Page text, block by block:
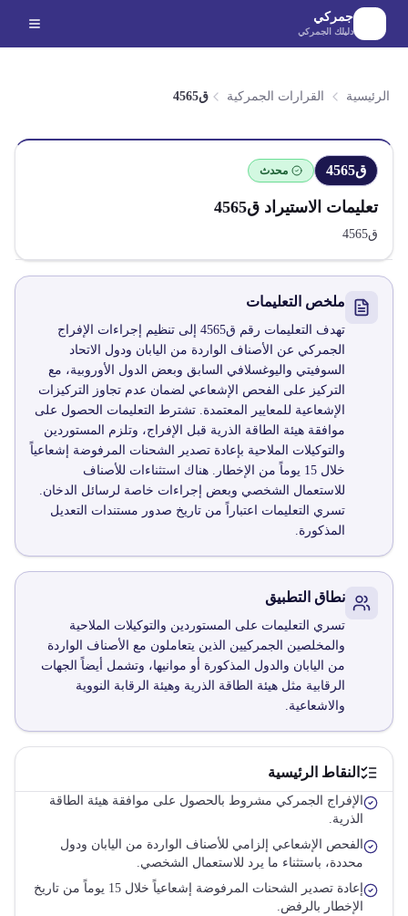
الانتقال إلى المحتوى الرئيسي
جمركي
دليلك الجمركي
الرئيسية القرارات الجمركية ق4565
ق4565 محدث
تعليمات الاستيراد ق4565
ق4565
ملخص التعليمات
تهدف التعليمات رقم ق4565 إلى تنظيم إجراءات الإفراج
الجمركي عن الأصناف الواردة من اليابان ودول الاتحاد
السوفيتي واليوغسلافي السابق وبعض الدول الأوروبية، مع
التركيز على الفحص الإشعاعي لضمان عدم تجاوز التركيزات
الإشعاعية للمعايير المعتمدة. تشترط التعليمات الحصول على
موافقة هيئة الطاقة الذرية قبل الإفراج، وتلزم المستوردين
والتوكيلات الملاحية بإعادة تصدير الشحنات المرفوضة إشعاعياً
خلال 15 يوماً من الإخطار. هناك استثناءات للأصناف
للاستعمال الشخصي وبعض إجراءات خاصة لرسائل الدخان.
تسري التعليمات اعتباراً من تاريخ صدور مستندات التعديل
المذكورة.
نطاق التطبيق
تسري التعليمات على المستوردين والتوكيلات الملاحية
والمخلصين الجمركيين الذين يتعاملون مع الأصناف الواردة
من اليابان والدول المذكورة أو موانيها، وتشمل أيضاً الجهات
الرقابية مثل هيئة الطاقة الذرية وهيئة الرقابة النووية
والاشعاعية.
النقاط الرئيسية
الإفراج الجمركي مشروط بالحصول على موافقة هيئة الطاقة
الذرية.
الفحص الإشعاعي إلزامي للأصناف الواردة من اليابان ودول
محددة، باستثناء ما يرد للاستعمال الشخصي.
إعادة تصدير الشحنات المرفوضة إشعاعياً خلال 15 يوماً من تاريخ
الإخطار بالرفض.